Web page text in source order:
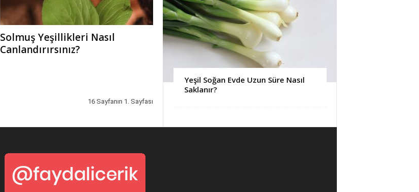
Solmuş Yeşillikleri Nasıl
Canlandırırsınız?
16 Sayfanın 1. Sayfası
Yeşil Soğan Evde Uzun Süre Nasıl
Saklanır?